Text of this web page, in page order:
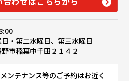
・第二水曜日、第三水曜日
市稲葉中千田２１４２
ンテナンス等のご予約はお近く